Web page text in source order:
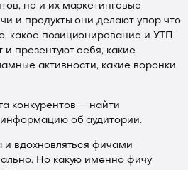
но и их маркетинговые
и продукты они делают упор что
какое позиционирование и УТП
и презентуют себя, какие
активности, какие воронки
конкурентов — найти
об аудитории.
и вдохновляться фичами
Но какую именно фичу